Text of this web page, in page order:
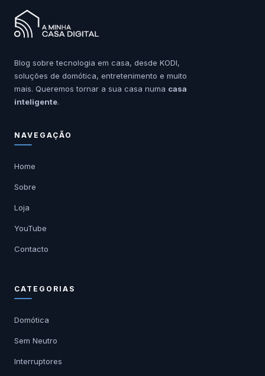
Blog sobre tecnologia em casa, desde KODI,
soluções de domótica, entretenimento e muito
mais. Queremos tornar a sua casa numa casa
inteligente.
NAVEGAÇÃO
Home
Sobre
Loja
YouTube
Contacto
CATEGORIAS
Domótica
Sem Neutro
Interruptores